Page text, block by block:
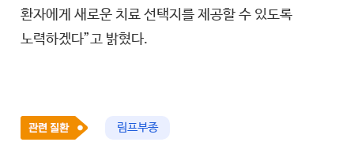
환자에게 새로운 치료 선택지를 제공할 수 있도록
노력하겠다”고 밝혔다.
림프부종